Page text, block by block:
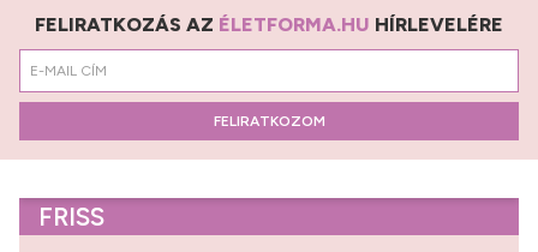
FELIRATKOZÁS AZ ÉLETFORMA.HU HÍRLEVELÉRE
FELIRATKOZOM
FRISS